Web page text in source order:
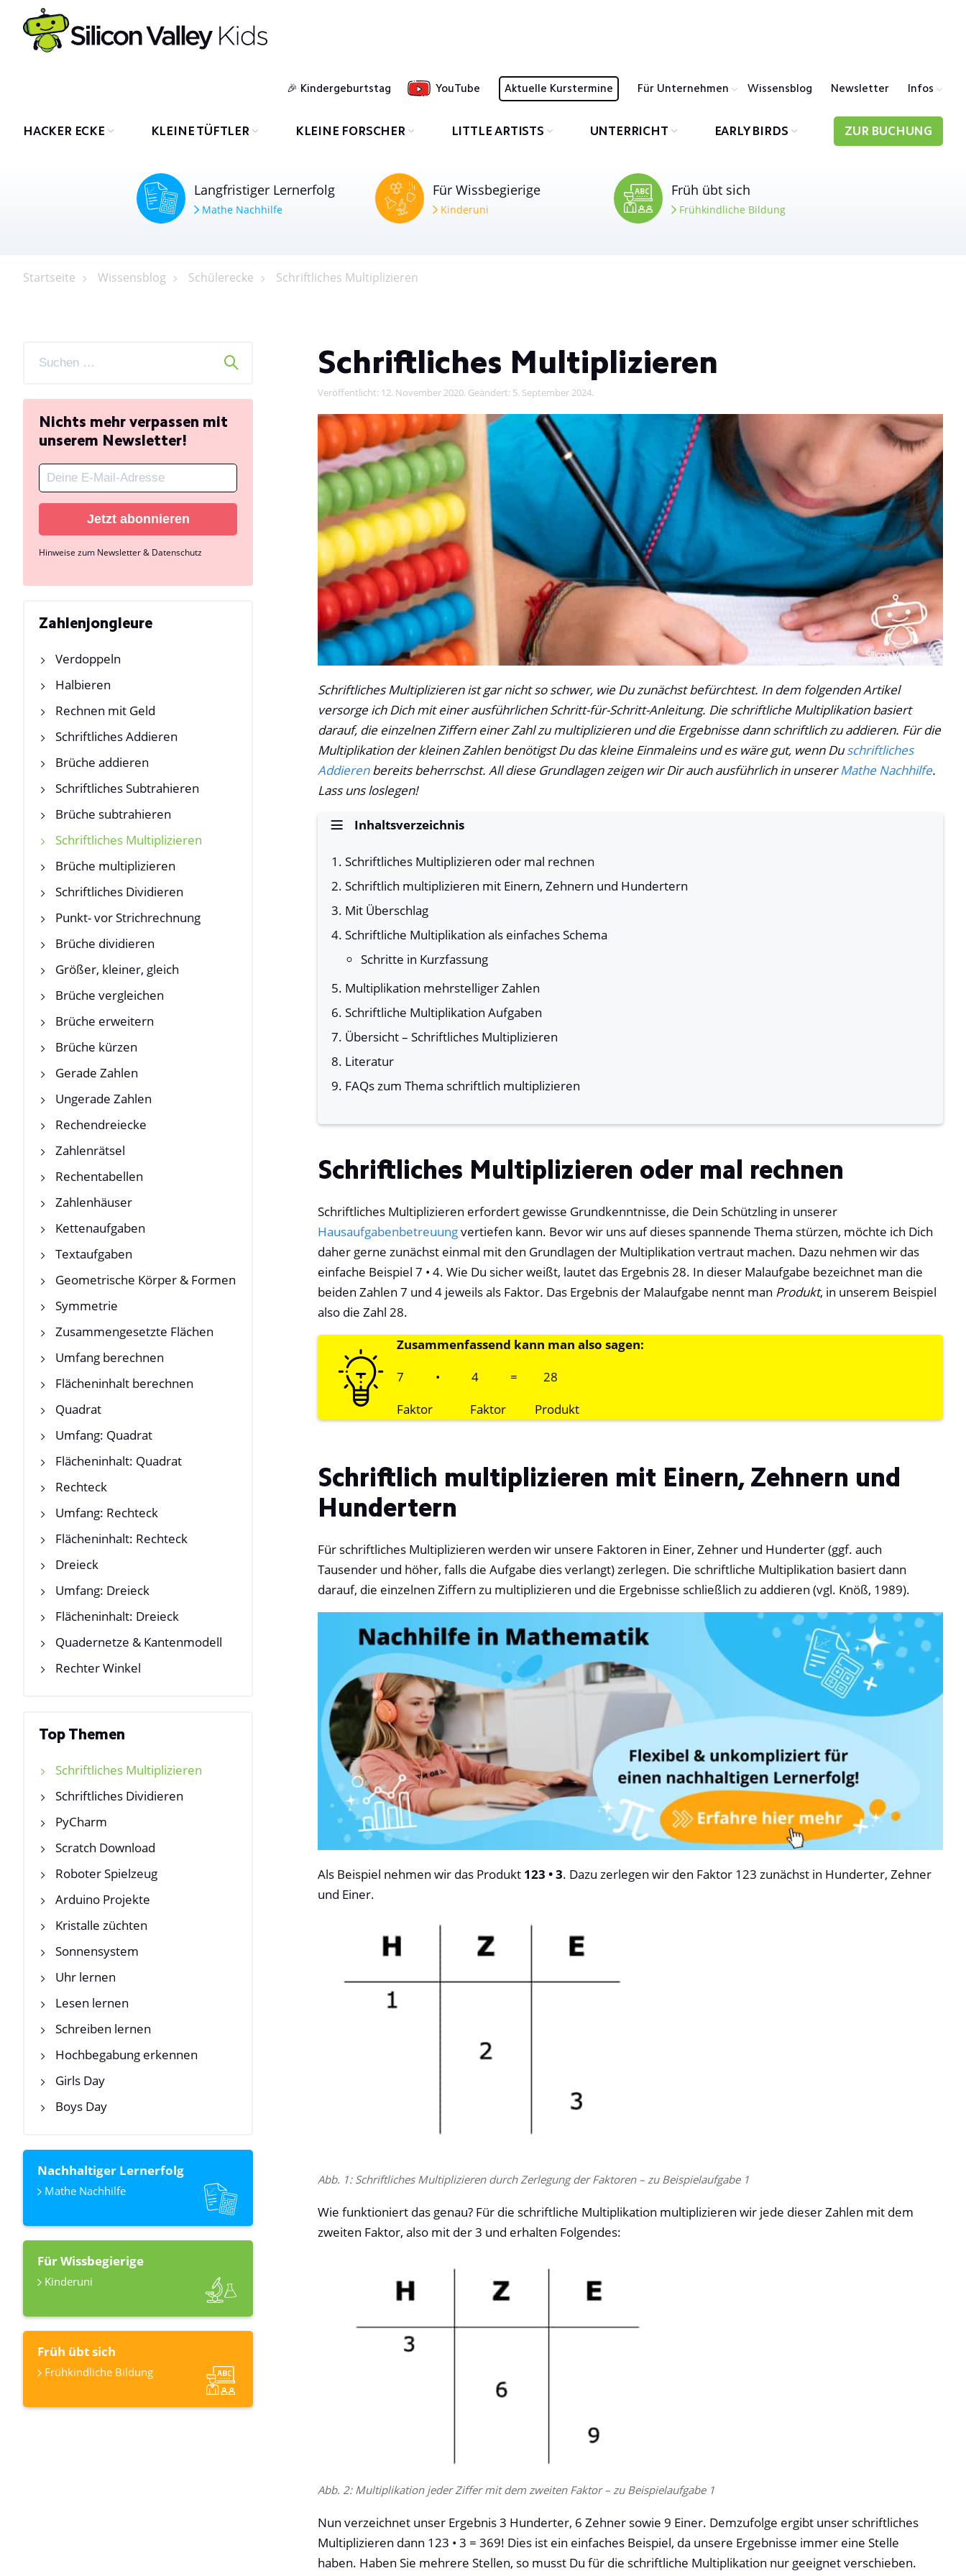
Kindergeburtstag YouTube Aktuelle Kurstermine Für Unternehmen Wissensblog Newsletter Infos
HACKER ECKE KLEINE TÜFTLER KLEINE FORSCHER LITTLE ARTISTS UNTERRICHT EARLY BIRDS ZUR BUCHUNG
Langfristiger Lernerfolg
Mathe Nachhilfe
Für Wissbegierige
Kinderuni
Früh übt sich
Frühkindliche Bildung
Startseite Wissensblog Schülerecke Schriftliches Multiplizieren
Nichts mehr verpassen mit
unserem Newsletter!
Jetzt abonnieren
Hinweise zum Newsletter & Datenschutz
Zahlenjongleure
Verdoppeln
Halbieren
Rechnen mit Geld
Schriftliches Addieren
Brüche addieren
Schriftliches Subtrahieren
Brüche subtrahieren
Schriftliches Multiplizieren
Brüche multiplizieren
Schriftliches Dividieren
Punkt- vor Strichrechnung
Brüche dividieren
Größer, kleiner, gleich
Brüche vergleichen
Brüche erweitern
Brüche kürzen
Gerade Zahlen
Ungerade Zahlen
Rechendreiecke
Zahlenrätsel
Rechentabellen
Zahlenhäuser
Kettenaufgaben
Textaufgaben
Geometrische Körper & Formen
Symmetrie
Zusammengesetzte Flächen
Umfang berechnen
Flächeninhalt berechnen
Quadrat
Umfang: Quadrat
Flächeninhalt: Quadrat
Rechteck
Umfang: Rechteck
Flächeninhalt: Rechteck
Dreieck
Umfang: Dreieck
Flächeninhalt: Dreieck
Quadernetze & Kantenmodell
Rechter Winkel
Top Themen
Schriftliches Multiplizieren
Schriftliches Dividieren
PyCharm
Scratch Download
Roboter Spielzeug
Arduino Projekte
Kristalle züchten
Sonnensystem
Uhr lernen
Lesen lernen
Schreiben lernen
Hochbegabung erkennen
Girls Day
Boys Day
Nachhaltiger Lernerfolg
Mathe Nachhilfe
Für Wissbegierige
Kinderuni
Früh übt sich
Frühkindliche Bildung
Schriftliches Multiplizieren
Veröffentlicht: 12. November 2020. Geändert: 5. September 2024.
Schriftliches Multiplizieren ist gar nicht so schwer, wie Du zunächst befürchtest. In dem folgenden Artikel
versorge ich Dich mit einer ausführlichen Schritt-für-Schritt-Anleitung. Die schriftliche Multiplikation basiert
darauf, die einzelnen Ziffern einer Zahl zu multiplizieren und die Ergebnisse dann schriftlich zu addieren. Für die
Multiplikation der kleinen Zahlen benötigst Du das kleine Einmaleins und es wäre gut, wenn Duschriftliches
Addierenbereits beherrschst. All diese Grundlagen zeigen wir Dir auch ausführlich in unsererMathe Nachhilfe.
Lass uns loslegen!
Inhaltsverzeichnis
Schriftliches Multiplizieren oder mal rechnen
Schriftlich multiplizieren mit Einern, Zehnern und Hundertern
Mit Überschlag
Schriftliche Multiplikation als einfaches Schema
Schritte in Kurzfassung
Multiplikation mehrstelliger Zahlen
Schriftliche Multiplikation Aufgaben
Übersicht – Schriftliches Multiplizieren
Literatur
FAQs zum Thema schriftlich multiplizieren
Schriftliches Multiplizieren oder mal rechnen
Schriftliches Multiplizieren erfordert gewisse Grundkenntnisse, die Dein Schützling in unserer
Hausaufgabenbetreuungvertiefen kann. Bevor wir uns auf dieses spannende Thema stürzen, möchte ich Dich
daher gerne zunächst einmal mit den Grundlagen der Multiplikation vertraut machen. Dazu nehmen wir das
einfache Beispiel 7 • 4. Wie Du sicher weißt, lautet das Ergebnis 28. In dieser Malaufgabe bezeichnet man die
beiden Zahlen 7 und 4 jeweils als Faktor. Das Ergebnis der Malaufgabe nennt man Produkt, in unserem Beispiel
also die Zahl 28.
Zusammenfassend kann man also sagen:
7 • 4 = 28
Faktor Faktor Produkt
Schriftlich multiplizieren mit Einern, Zehnern und
Hundertern
Für schriftliches Multiplizieren werden wir unsere Faktoren in Einer, Zehner und Hunderter (ggf. auch
Tausender und höher, falls die Aufgabe dies verlangt) zerlegen. Die schriftliche Multiplikation basiert dann
darauf, die einzelnen Ziffern zu multiplizieren und die Ergebnisse schließlich zu addieren (vgl. Knöß, 1989).
Als Beispiel nehmen wir das Produkt 123 • 3. Dazu zerlegen wir den Faktor 123 zunächst in Hunderter, Zehner
und Einer.
Abb. 1: Schriftliches Multiplizieren durch Zerlegung der Faktoren – zu Beispielaufgabe 1
Wie funktioniert das genau? Für die schriftliche Multiplikation multiplizieren wir jede dieser Zahlen mit dem
zweiten Faktor, also mit der 3 und erhalten Folgendes:
Abb. 2: Multiplikation jeder Ziffer mit dem zweiten Faktor – zu Beispielaufgabe 1
Nun verzeichnet unser Ergebnis 3 Hunderter, 6 Zehner sowie 9 Einer. Demzufolge ergibt unser schriftliches
Multiplizieren dann 123 • 3 = 369! Dies ist ein einfaches Beispiel, da unsere Ergebnisse immer eine Stelle
haben. Haben Sie mehrere Stellen, so musst Du für die schriftliche Multiplikation nur geeignet verschieben.